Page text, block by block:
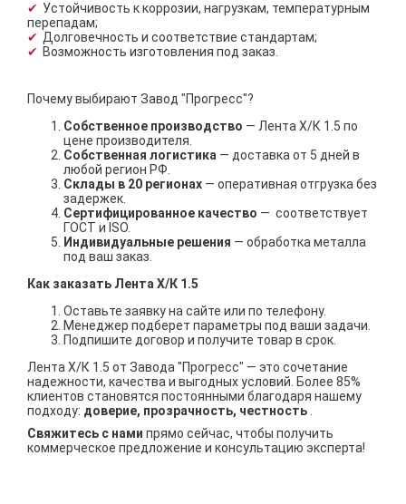
Устойчивость к коррозии, нагрузкам, температурным
перепадам;
Долговечность и соответствие стандартам;
Возможность изготовления под заказ.
Почему выбирают Завод "Прогресс"?
Собственное производство — Лента Х/К 1.5 по
цене производителя.
Собственная логистика — доставка от 5 дней в
любой регион РФ.
Склады в 20 регионах — оперативная отгрузка без
задержек.
Сертифицированное качество — соответствует
ГОСТ и ISO.
Индивидуальные решения — обработка металла
под ваш заказ.
Как заказать Лента Х/К 1.5
Оставьте заявку на сайте или по телефону.
Менеджер подберет параметры под ваши задачи.
Подпишите договор и получите товар в срок.
Лента Х/К 1.5 от Завода "Прогресс" — это сочетание
надежности, качества и выгодных условий. Более 85%
клиентов становятся постоянными благодаря нашему
подходу: доверие, прозрачность, честность
Свяжитесь с нами прямо сейчас, чтобы получить
коммерческое предложение и консультацию эксперта!